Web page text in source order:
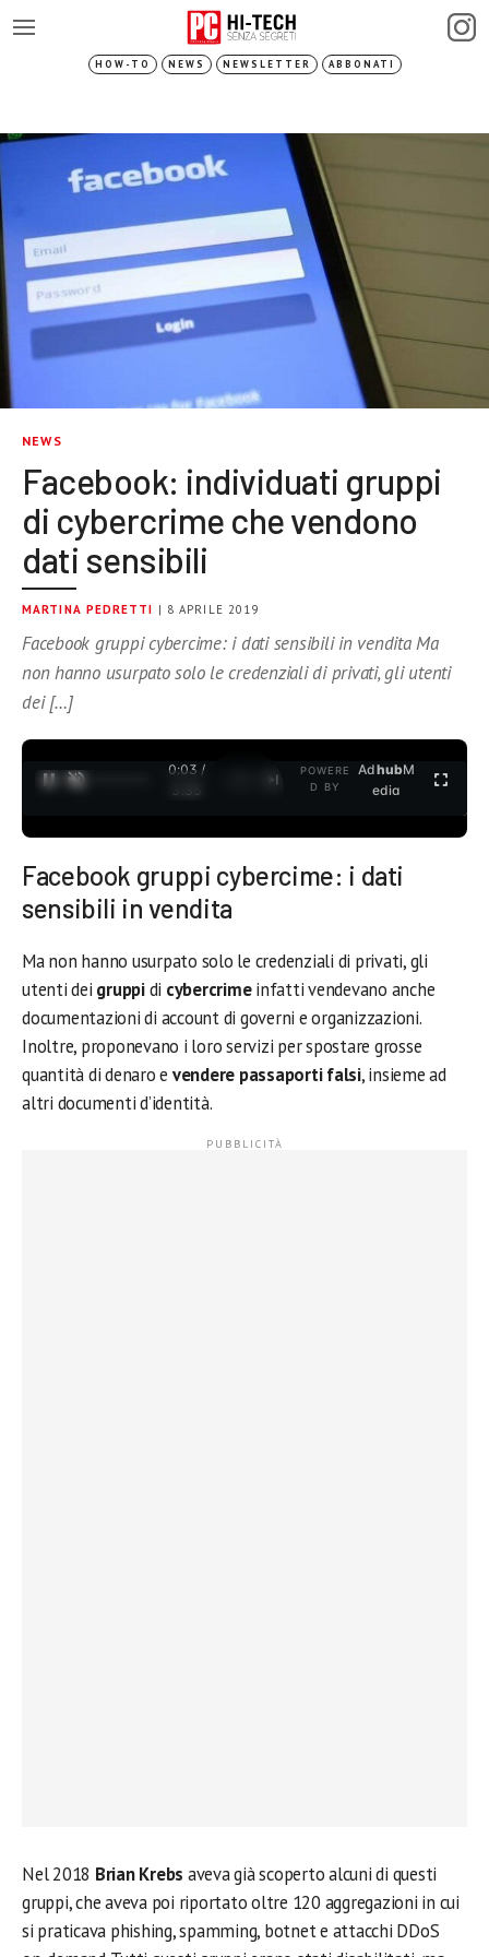
HOW-TO NEWS NEWSLETTER ABBONATI
NEWS
Facebook: individuati gruppi
di cybercrime che vendono
dati sensibili
MARTINA PEDRETTI | 8 APRILE 2019
Facebook gruppi cybercime: i dati sensibili in vendita Ma
non hanno usurpato solo le credenziali di privati, gli utenti
dei […]
0:03 /
3:35
POWERE
D BY
AdhubM
edia
Facebook gruppi cybercime: i dati
sensibili in vendita
Ma non hanno usurpato solo le credenziali di privati, gli
utenti dei gruppidi cybercrimeinfatti vendevano anche
documentazioni di account di governi e organizzazioni.
Inoltre, proponevano i loro servizi per spostare grosse
quantità di denaro e vendere passaporti falsi, insieme ad
altri documenti d’identità.
Nel 2018 Brian Krebs aveva già scoperto alcuni di questi
gruppi, che aveva poi riportato oltre 120 aggregazioni in cui
si praticava phishing, spamming, botnet e attacchi DDoS